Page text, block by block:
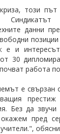
този
данни
позиции
е и
30
работа
е свързан
Без да звучи
пред